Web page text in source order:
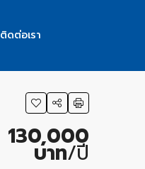
ติดต่อเรา
130,000
บาท/ปี